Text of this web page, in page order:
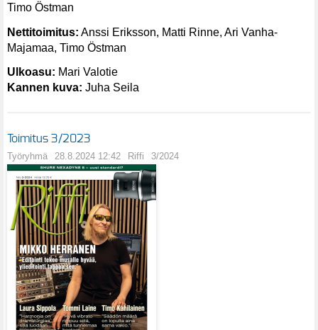
Timo Östman
Nettitoimitus: Anssi Eriksson, Matti Rinne, Ari Vanha-
Majamaa, Timo Östman
Ulkoasu: Mari Valotie
Kannen kuva: Juha Seila
Toimitus 3/2023
Työryhmä 28.8.2024 12:42 Riffi 3/2024